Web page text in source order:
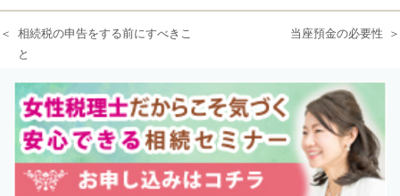
相続税の申告をする前にすべきこ
と
当座預金の必要性